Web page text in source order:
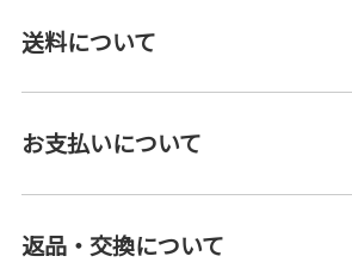
送料について
お支払いについて
返品・交換について